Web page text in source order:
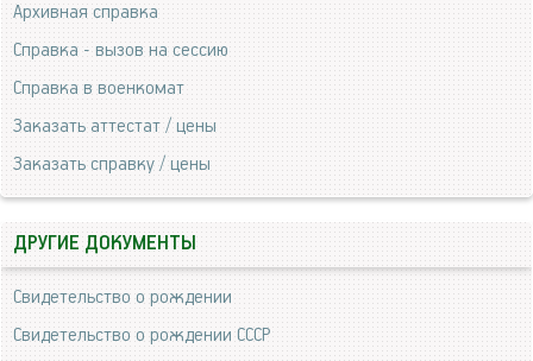
Архивная справка
Справка - вызов на сессию
Справка в военкомат
Заказать аттестат / цены
Заказать справку / цены
ДРУГИЕ ДОКУМЕНТЫ
Свидетельство о рождении
Свидетельство о рождении СССР